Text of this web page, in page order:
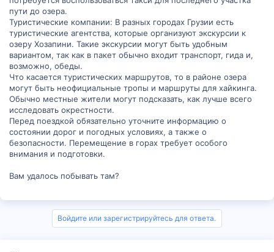
пути до озера.
Туристические компании: В разных городах Грузии есть
туристические агентства, которые организуют экскурсии к
озеру Хозапини. Такие экскурсии могут быть удобным
вариантом, так как в пакет обычно входит транспорт, гида и,
возможно, обеды.
Что касается туристических маршрутов, то в районе озера
могут быть неофициальные тропы и маршруты для хайкинга.
Обычно местные жители могут подсказать, как лучше всего
исследовать окрестности.
Перед поездкой обязательно уточните информацию о
состоянии дорог и погодных условиях, а также о
безопасности. Перемещение в горах требует особого
внимания и подготовки.
Вам удалось побывать там?
Войдите или зарегистрируйтесь для ответа.